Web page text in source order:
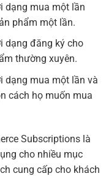
dạng mua một lần
phẩm một lần.
dạng đăng ký cho
thường xuyên.
dạng mua một lần và
cách họ muốn mua
Subscriptions là
cho nhiều mục
cung cấp cho khách